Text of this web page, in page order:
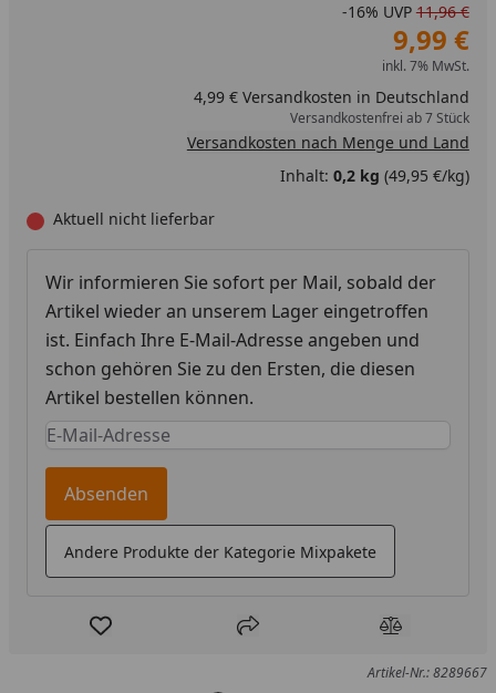
-16% UVP 11,96 €
9,99 €
inkl. 7% MwSt.
4,99 € Versandkosten in Deutschland
Versandkostenfrei ab 7 Stück
Versandkosten nach Menge und Land
Inhalt: 0,2 kg (49,95 €/kg)
Aktuell nicht lieferbar
Wir informieren Sie sofort per Mail, sobald der
Artikel wieder an unserem Lager eingetroffen
ist. Einfach Ihre E-Mail-Adresse angeben und
schon gehören Sie zu den Ersten, die diesen
Artikel bestellen können.
Keine Eingabe erforderlich
Eingabe erforderlich
Absenden
Andere Produkte der Kategorie Mixpakete
Produkt zur Wunschliste hinzufügen
Teilen Produkt
Artikel-Nr.: 8289667